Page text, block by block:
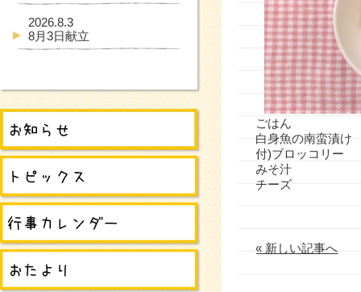
ごはん
白身魚の南蛮漬け
付)ブロッコリー
みそ汁
チーズ
« 新しい記事へ
2026.8.3
8月3日献立